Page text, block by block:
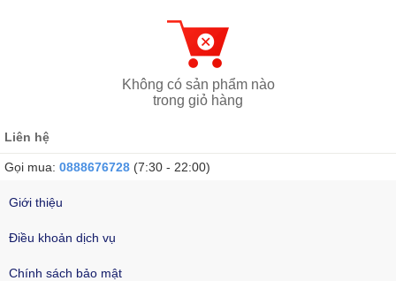
Không có sản phẩm nào
trong giỏ hàng
Liên hệ
Gọi mua: 0888676728 (7:30 - 22:00)
Giới thiệu
Điều khoản dịch vụ
Chính sách bảo mật